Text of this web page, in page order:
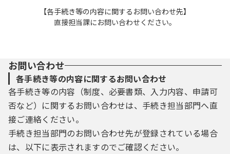
【各手続き等の内容に関するお問い合わせ先】
直接担当課にお問い合わせください。
お問い合わせ
各手続き等の内容に関するお問い合わせ
各手続き等の内容（制度、必要書類、入力内容、申請可
否など）に関するお問い合わせは、手続き担当部門へ直
接ご連絡ください。
手続き担当部門のお問い合わせ先が登録されている場合
は、以下に表示されますのでご確認ください。